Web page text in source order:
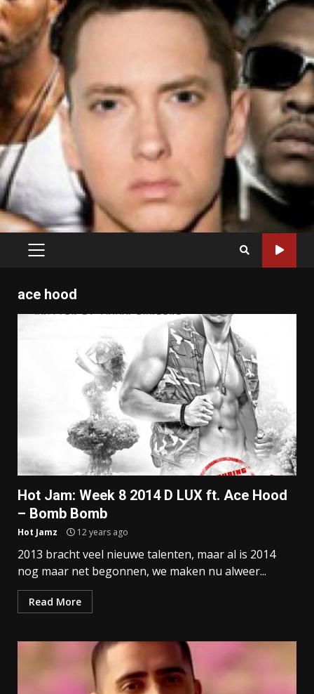
PRIMARY
ace hood
Hot Jam: Week 8 2014 D LUX ft. Ace Hood
– Bomb Bomb
Hot Jamz 12 years ago
2013 bracht veel nieuwe talenten, maar al is 2014
nog maar net begonnen, we maken nu alweer...
Read More